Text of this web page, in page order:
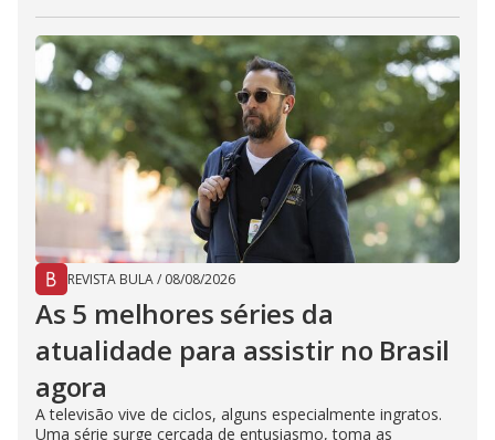
REVISTA BULA/ 08/08/2026
As 5 melhores séries da
atualidade para assistir no Brasil
agora
A televisão vive de ciclos, alguns especialmente ingratos.
Uma série surge cercada de entusiasmo, toma as